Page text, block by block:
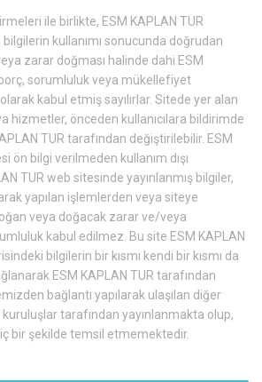
ile birlikte, ESM KAPLAN TUR
kullanımı sonucunda doğrudan
zarar doğması halinde dahi ESM
sorumluluk veya mükellefiyet
kabul etmiş sayılırlar. Sitede yer alan
hizmetler, önceden kullanıcılara bildirimde
TUR tarafından değiştirilebilir. ESM
ön bilgi verilmeden kullanım dışı
TUR web sitesinde yayınlanmış bilgiler,
yapılan işlemlerden veya siteye
veya doğacak zarar ve/veya
kabul edilmez. Bu site ESM KAPLAN
bilgilerin bir kısmı kendi bir kısmı da
ESM KAPLAN TUR tarafından
bağlantı yapılarak ulaşılan diğer
tarafından yayınlanmakta olup,
bir şekilde temsil etmemektedir.